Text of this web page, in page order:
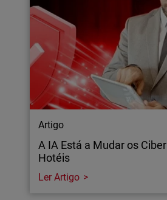
Artigo
A IA Está a Mudar os
Hotéis
Ler Artigo